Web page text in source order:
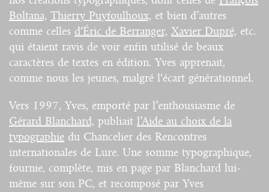
Boltana, Thierry Puyfoulhoux, et bien d’autres
comme celles d‘Éric de Berranger, Xavier Dupré, etc.
qui étaient ravis de voir enfin utilisé de beaux
caractères de textes en édition. Yves apprenait,
comme nous les jeunes, malgré l‘écart générationnel.
Vers 1997, Yves, emporté par l’enthousiasme de
Gérard Blanchard, publiait l’Aide au choix de la
typographie du Chancelier des Rencontres
internationales de Lure. Une somme typographique,
fournie, complète, mis en page par Blanchard lui-
même sur son PC, et recomposé par Yves